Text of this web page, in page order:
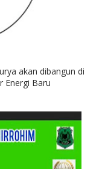
akan dibangun di
Energi Baru